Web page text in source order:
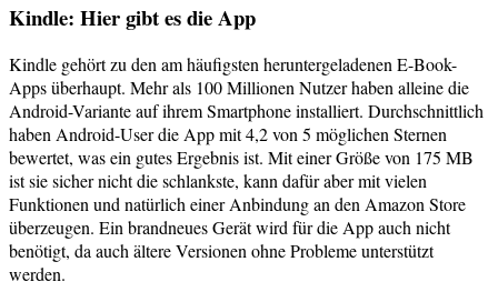
Kindle: Hier gibt es die App
Kindle gehört zu den am häufigsten heruntergeladenen E-Book-
Apps überhaupt. Mehr als 100 Millionen Nutzer haben alleine die
Android-Variante auf ihrem Smartphone installiert. Durchschnittlich
haben Android-User die App mit 4,2 von 5 möglichen Sternen
bewertet, was ein gutes Ergebnis ist. Mit einer Größe von 175 MB
ist sie sicher nicht die schlankste, kann dafür aber mit vielen
Funktionen und natürlich einer Anbindung an den Amazon Store
überzeugen. Ein brandneues Gerät wird für die App auch nicht
benötigt, da auch ältere Versionen ohne Probleme unterstützt
werden.